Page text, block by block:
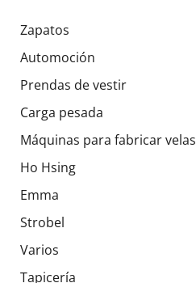
Zapatos
Automoción
Prendas de vestir
Carga pesada
Máquinas para fabricar velas
Ho Hsing
Emma
Strobel
Varios
Tapicería